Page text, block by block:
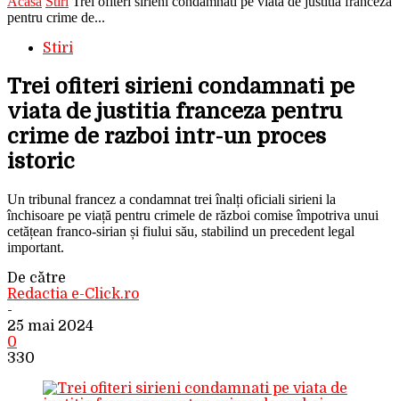
pentru crime de...
Stiri
Trei ofiteri sirieni condamnati pe
viata de justitia franceza pentru
crime de razboi intr-un proces
istoric
Un tribunal francez a condamnat trei înalți oficiali sirieni la
închisoare pe viață pentru crimele de război comise împotriva unui
cetățean franco-sirian și fiului său, stabilind un precedent legal
important.
De către
Redactia e-Click.ro
-
25 mai 2024
0
330